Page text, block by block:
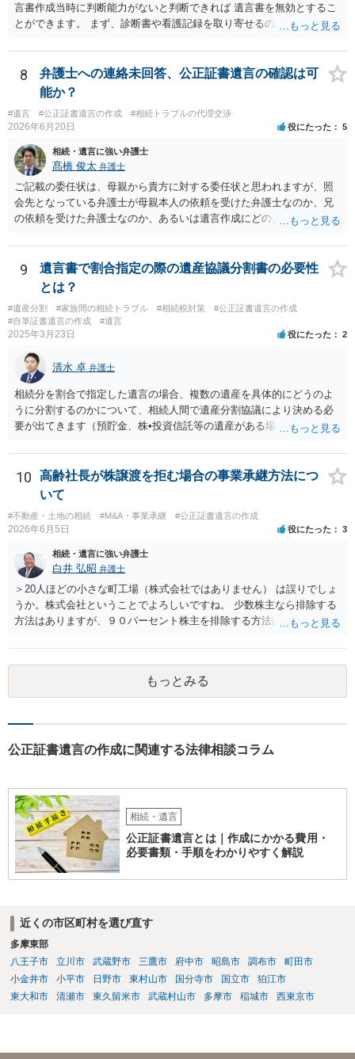
言書作成当時に判断能力がないと判断できれば 遺言書を無効とするこ
とができます。 まず、診断書や看護記録を取り寄せるのが重要となり
いと思います。
8
弁護士への連絡未回答、公正証書遺言の確認は可
能か？
#遺言 #公正証書遺言の作成 #相続トラブルの代理交渉
2026年6月20日 役にたった 5
相続・遺言に強い弁護士
髙橋 俊太 弁護士
ご記載の委任状は、母親から貴方に対する委任状と思われますが、照
会先となっている弁護士が母親本人の依頼を受けた弁護士なのか、兄
の依頼を受けた弁護士なのか、あるいは遺言作成にどのような立場で
と思われます。 仮に、その弁護士が母親本人から依頼を受けているの
であれば、母親本人に対する報告義務が問題となります。母親が貴方
に一任する旨を明確に伝えており、委任状の内容にも、弁護士との連
絡、進捗確認、公正証書遺言の作成有無や控えの確認等が含まれてい
るのであれば、貴方から進捗状況等の説明を求める余地はあります。
他方で、その弁護士が兄の依頼を受けた弁護士である場合には、兄の
況を報告する義務があるとは限りません。また、親族間で利害対立が
ある可能性がある場合、守秘義務や本人意思確認の観点から、委任状
があるとしても直ちに内容を開示しないこともあり得ます。 公正証書
遺言が作成済みである場合でも、生前にその存在や内容を誰に開示す
るかは、基本的には遺言者本人の意思による問題です。まずは、母親
無・内容について説明してよい」旨を明確に伝えてもらい、委任状の
写しを添付して、期限を区切って書面で回答を求めることが考えられ
ます。それでも回答がない場合には、母親本人の意思能力や真意、兄
による不当な関与の有無も含めて、別の弁護士に資料（遺言書案、委
任状、母親の発言内容、弁護士との連絡履歴、兄とのやり取り等）を
示して相談した方がよいように思います。
9
遺言書で割合指定の際の遺産協議分割書の必要性
とは？
#遺産分割 #家族間の相続トラブル #相続税対策
#公正証書遺言の作成
#自筆証書遺言の作成
#遺言
2025年3月23日 役にたった 2
清水 卓 弁護士
相続分を割合で指定した遺言の場合、複数の遺産を具体的にどうのよ
うに分割するのかについて、相続人間で遺産分割協議により決める必
要が出てきます（預貯金、株•投資信託等の遺産がある場合に、どの遺
投資信託は他の相続人にというような分け方をするのか等について
は、相続人間で遺産分割協議により決める必要があります）。
10
高齢社長が株譲渡を拒む場合の事業承継方法につ
いて
#不動産・土地の相続 #M&A・事業承継 #公正証書遺言の作成
2026年6月5日 役にたった 3
相続・遺言に強い弁護士
白井 弘昭 弁護士
＞20人ほどの小さな町工場（株式会社ではありません） は誤りでしょ
うか。株式会社ということでよろしいですね。 少数株主なら排除する
方法はありますが、９０パーセント株主を排除する方法は現実的にあ
るか、家族を説得して承継させるかしかないでしょう。 また、出資者
がいれば、全員で会社を辞めて新たな会社を立ち上げることも考えら
れます。 それか、しばらく我慢して、社長が没した後に相続人から承
継させるしかないように思えます。 私見ながらご参考まで。
もっとみる
公正証書遺言の作成に関連する法律相談コラム
相続・遺言
公正証書遺言とは｜作成にかかる費用・
必要書類・手順をわかりやすく解説
近くの市区町村を選び直す
多摩東部
八王子市
立川市 武蔵野市 三鷹市 府中市 昭島市 調布市
町田市
小金井市
小平市 日野市 東村山市 国分寺市 国立市
狛江市
東大和市
清瀬市 東久留米市 武蔵村山市 多摩市 稲城市 西東京市